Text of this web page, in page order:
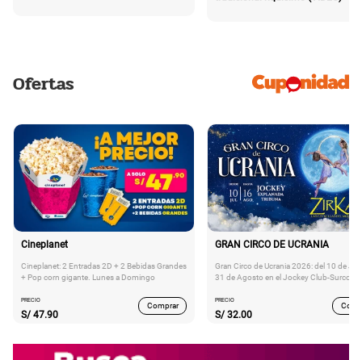
Ofertas
Cineplanet
Cineplanet: 2 Entradas 2D + 2 Bebidas Grandes
+ Pop corn gigante. Lunes a Domingo
PRECIO
S/ 47.90
Comprar
GRAN CIRCO DE UCRANIA
Gran Circo de Ucrania 2026: del 10 de
31 de Agosto en el Jockey Club-Surco
PRECIO
S/ 32.00